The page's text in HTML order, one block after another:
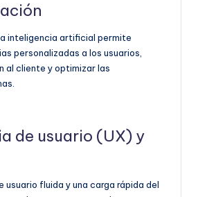
inteligencia artificial permite
personalizadas a los usuarios,
al cliente y optimizar las
de usuario (UX) y
usuario fluida y una carga rápida del